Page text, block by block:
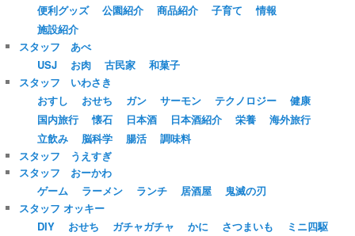
便利グッズ
公園紹介 商品紹介 子育て
情報
施設紹介
スタッフ あべ
USJ
お肉 古民家
和菓子
スタッフ いわさき
おすし
おせち ガン サーモン テクノロジー
健康
国内旅行
懐石 日本酒 日本酒紹介 栄養
海外旅行
立飲み
脳科学 腸活
調味料
スタッフ うえすぎ
スタッフ おーかわ
ゲーム
ラーメン ランチ 居酒屋
鬼滅の刃
スタッフ オッキー
DIY
おせち ガチャガチャ かに さつまいも
ミニ四駆